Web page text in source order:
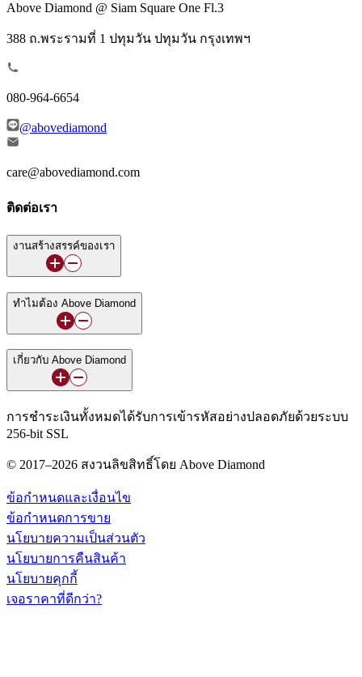
Above Diamond @ Siam Square One Fl.3
388 ถ.พระรามที่ 1 ปทุมวัน ปทุมวัน กรุงเทพฯ
080-964-6654
@abovediamond
care@abovediamond.com
ติดต่อเรา
งานสร้างสรรค์ของเรา
ทำไมต้อง Above Diamond
เกี่ยวกับ Above Diamond
การชำระเงินทั้งหมดได้รับการเข้ารหัสอย่างปลอดภัยด้วยระบบ
256-bit SSL
© 2017–2026 สงวนลิขสิทธิ์โดย Above Diamond
ข้อกำหนดและเงื่อนไข
ข้อกำหนดการขาย
นโยบายความเป็นส่วนตัว
นโยบายการคืนสินค้า
นโยบายคุกกี้
เจอราคาที่ดีกว่า?